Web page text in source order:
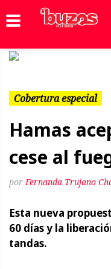
Cobertura especial
Hamas
cese al
Fernanda Trujano
Esta nueva
60 días y la
tandas.